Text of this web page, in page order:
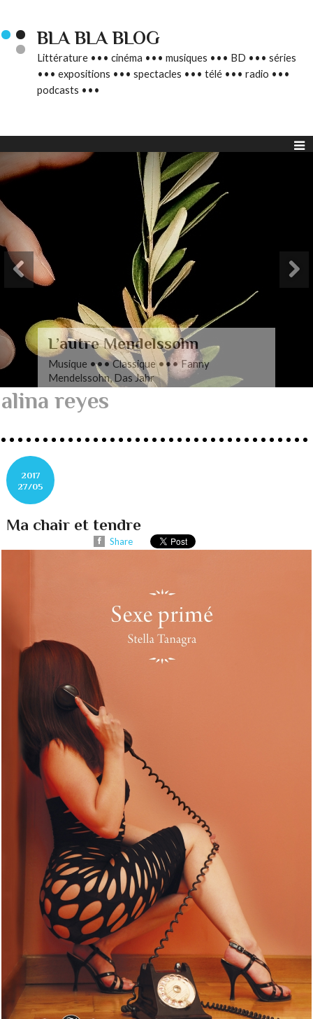
BLA BLA BLOG
Littérature ••• cinéma ••• musiques ••• BD ••• séries
••• expositions ••• spectacles ••• télé ••• radio •••
podcasts •••
L’autre Mendelssohn
Musique ••• Classique ••• Fanny
Mendelssohn, Das Jahr
alina reyes
2017
27/05
Ma chair et tendre
Share